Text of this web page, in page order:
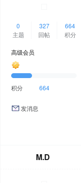
0
主题
327
回帖
664
积分
高级会员
积分 664
发消息
M.D